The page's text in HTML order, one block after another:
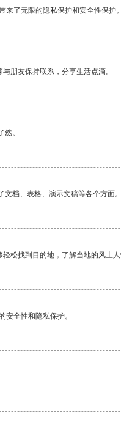
来了无限的隐私保护和安全性保护
朋友保持联系，分享生活点滴。
。
文档、表格、演示文稿等各个方面
松找到目的地，了解当地的风土
安全性和隐私保护。